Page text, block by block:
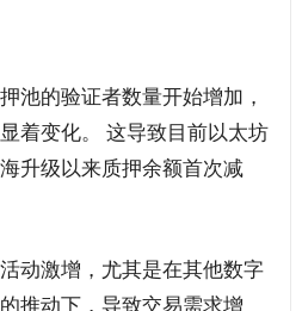
池的验证者数量开始增加，
着变化。 这导致目前以太坊
升级以来质押余额首次减
动激增，尤其是在其他数字
推动下，导致交易需求增